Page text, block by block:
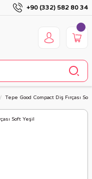
+90 (332) 582 80 34
Tepe Good Compact Diş Fırçası